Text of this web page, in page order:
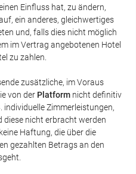
Einfluss hat, zu ändern,
ein anderes, gleichwertiges
und, falls dies nicht möglich
im Vertrag angebotenen Hotel
zu zahlen.
zusätzliche, im Voraus
von der Platform nicht definitiv
individuelle Zimmerleistungen,
diese nicht erbracht werden
keine Haftung, die über die
gezahlten Betrags an den